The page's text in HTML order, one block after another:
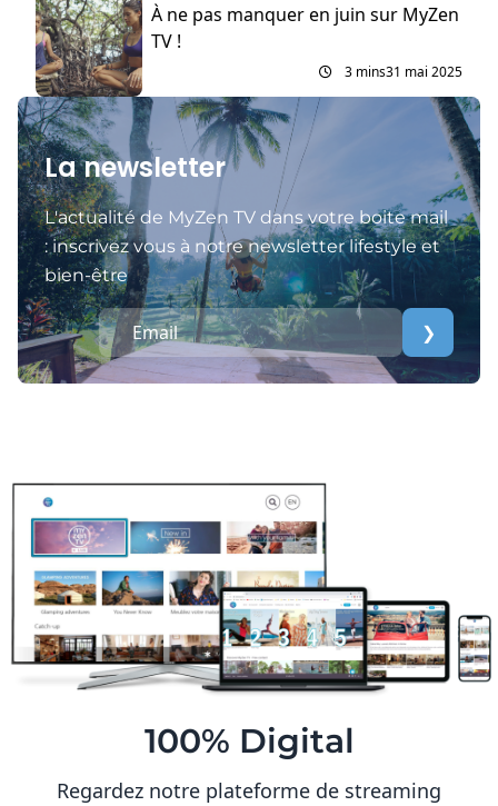
À ne pas manquer en juin sur MyZen
TV !
3 mins31 mai 2025
La newsletter
L'actualité de MyZen TV dans votre boite mail
: inscrivez vous à notre newsletter lifestyle et
bien-être
❯
100% Digital
Regardez notre plateforme de streaming